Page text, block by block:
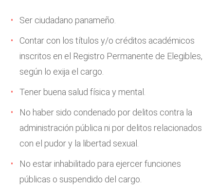
Ser ciudadano panameño.
Contar con los títulos y/o créditos académicos
inscritos en el Registro Permanente de Elegibles,
según lo exija el cargo.
Tener buena salud física y mental.
No haber sido condenado por delitos contra la
administración pública ni por delitos relacionados
con el pudor y la libertad sexual.
No estar inhabilitado para ejercer funciones
públicas o suspendido del cargo.